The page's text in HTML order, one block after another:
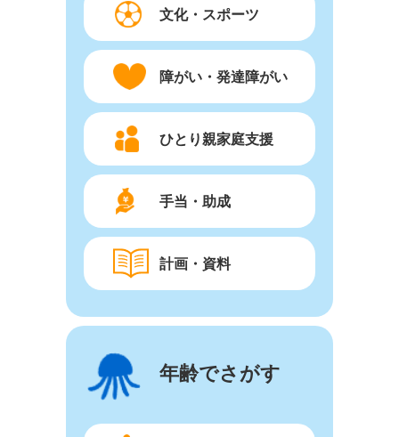
文化・スポーツ
障がい・発達障がい
ひとり親家庭支援
手当・助成
計画・資料
年齢でさがす